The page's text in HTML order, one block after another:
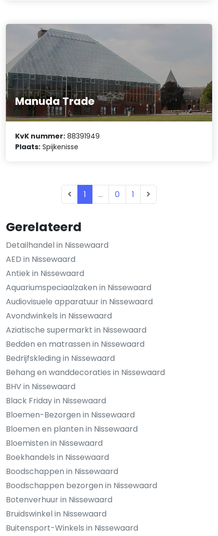
Gerelateerd
Detailhandel in Nissewaard
AED in Nissewaard
Antiek in Nissewaard
Aquariumspeciaalzaken in Nissewaard
Audiovisuele apparatuur in Nissewaard
Avondwinkels in Nissewaard
Aziatische supermarkt in Nissewaard
Bedden en matrassen in Nissewaard
Bedrijfskleding in Nissewaard
Behang en wanddecoraties in Nissewaard
BHV in Nissewaard
Black Friday in Nissewaard
Bloemen-Bezorgen in Nissewaard
Bloemen en planten in Nissewaard
Bloemisten in Nissewaard
Boekhandels in Nissewaard
Boodschappen in Nissewaard
Boodschappen bezorgen in Nissewaard
Botenverhuur in Nissewaard
Bruidswinkel in Nissewaard
Buitensport-Winkels in Nissewaard
Manuda Trade
KvK nummer: 88391949
Plaats: Spijkenisse
1 ... 0 1